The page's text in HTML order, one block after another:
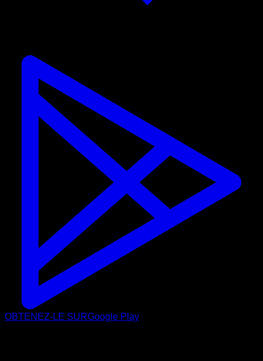
OBTENEZ-LE SURGoogle Play